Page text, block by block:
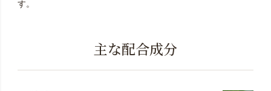
す。
主な配合成分